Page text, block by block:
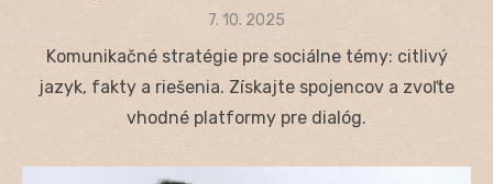
Posted
7. 10. 2025
Komunikačné stratégie pre sociálne témy: citlivý
jazyk, fakty a riešenia. Získajte spojencov a zvoľte
vhodné platformy pre dialóg.